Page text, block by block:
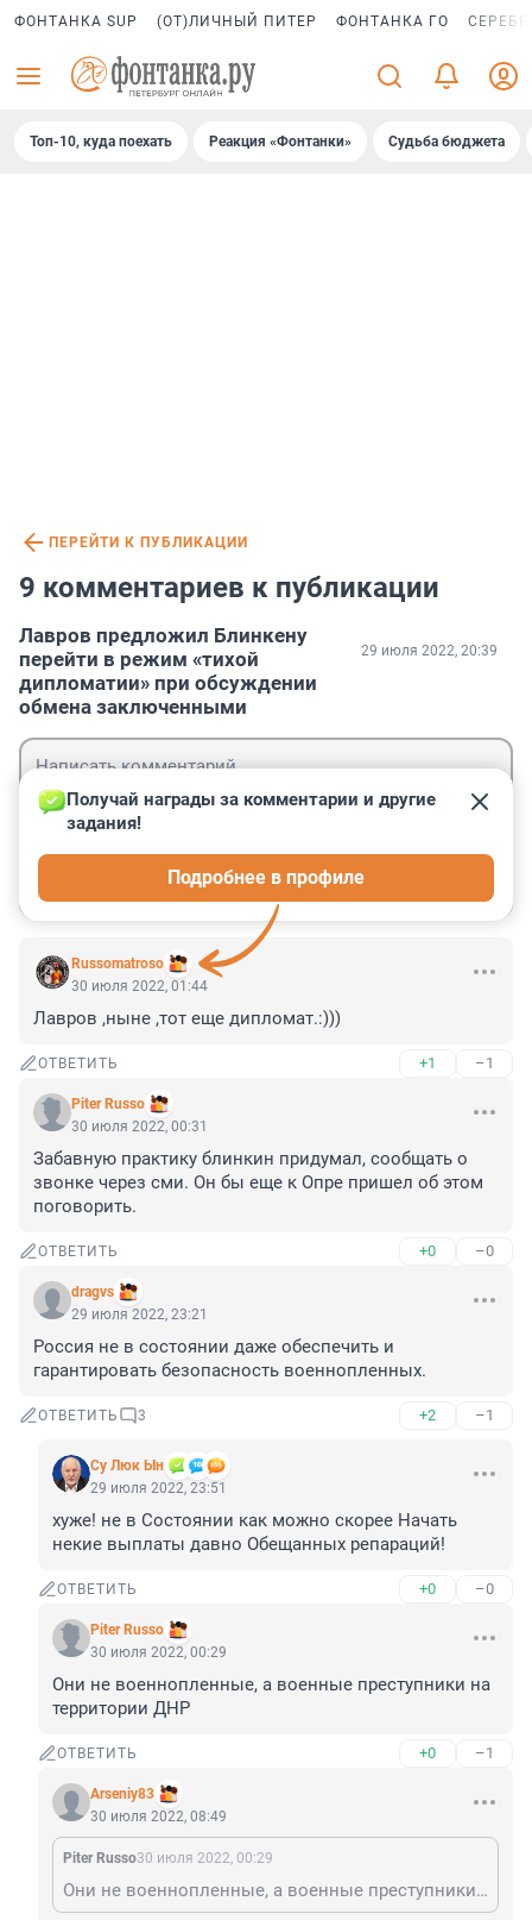
ФОНТАНКА SUP (ОТ)ЛИЧНЫЙ ПИТЕР ФОНТАНКА ГО
Топ-10, куда поехать Реакция «Фонтанки» Судьба бюджета
ПЕРЕЙТИ К ПУБЛИКАЦИИ
9 комментариев к публикации
Лавров предложил Блинкену
перейти в режим «тихой
дипломатии» при обсуждении
обмена заключенными
29 июля 2022, 20:39
Russomatroso
Получай награды за комментарии и другие
задания!
Подробнее в профиле
30 июля 2022, 01:44
Лавров ,ныне ,тот еще дипломат.:)))
ОТВЕТИТЬ +1 –1
Piter Russo
30 июля 2022, 00:31
Забавную практику блинкин придумал, сообщать о
звонке через сми. Он бы еще к Опре пришел об этом
поговорить.
ОТВЕТИТЬ +0 –0
dragvs
29 июля 2022, 23:21
Россия не в состоянии даже обеспечить и
гарантировать безопасность военнопленных.
ОТВЕТИТЬ 3 +2 –1
Су Люк Ын
29 июля 2022, 23:51
хуже! не в Состоянии как можно скорее Начать
некие выплаты давно Обещанных репараций!
ОТВЕТИТЬ +0 –0
Piter Russo
30 июля 2022, 00:29
Они не военнопленные, а военные преступники на
территории ДНР
ОТВЕТИТЬ +0 –1
Arseniy83
30 июля 2022, 08:49
Piter Russo30 июля 2022, 00:29
Они не военнопленные, а военные преступники на территории ДНР